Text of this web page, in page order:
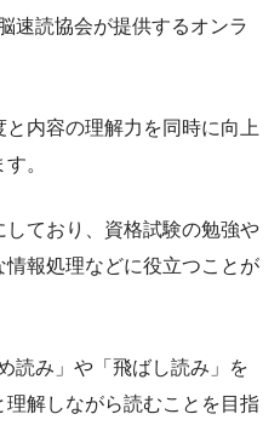
速読協会が提供するオンラ
内容の理解力を同時に向上
。
ており、資格試験の勉強や
報処理などに役立つことが
読み」や「飛ばし読み」を
解しながら読むことを目指